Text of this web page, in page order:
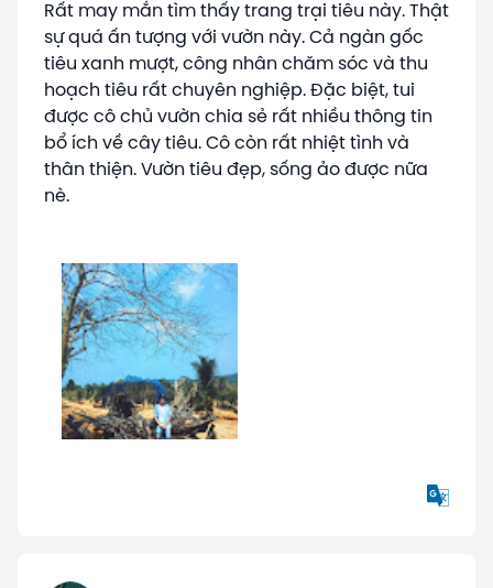
Rất may mắn tìm thấy trang trại tiêu này. Thật
sự quá ấn tượng với vườn này. Cả ngàn gốc
tiêu xanh mượt, công nhân chăm sóc và thu
hoạch tiêu rất chuyên nghiệp. Đặc biệt, tui
được cô chủ vườn chia sẻ rất nhiều thông tin
bổ ích về cây tiêu. Cô còn rất nhiệt tình và
thân thiện. Vườn tiêu đẹp, sống ảo được nữa
nè.